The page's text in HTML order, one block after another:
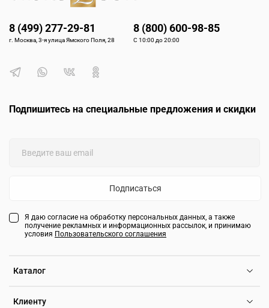
Каталог
Клиенту
Подпишитесь на специальные предложения и скидки
Подписаться
Я даю согласие на обработку персональных данных, а также
получение рекламных и информационных рассылок, и принимаю
условия Пользовательского соглашения
8 (499) 277-29-81
г. Москва, 3-я улица Ямского Поля, 28
8 (800) 600-98-85
С 10:00 до 20:00